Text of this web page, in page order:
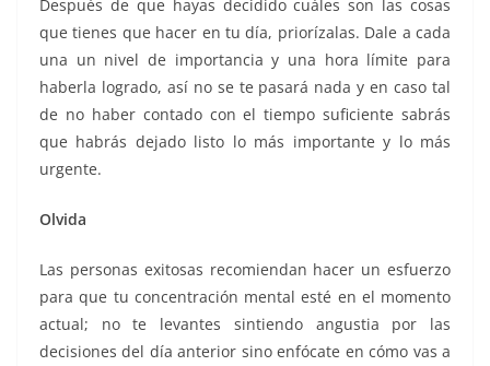
Después de que hayas decidido cuáles son las cosas
que tienes que hacer en tu día, priorízalas. Dale a cada
una un nivel de importancia y una hora límite para
haberla logrado, así no se te pasará nada y en caso tal
de no haber contado con el tiempo suficiente sabrás
que habrás dejado listo lo más importante y lo más
urgente.
Olvida
Las personas exitosas recomiendan hacer un esfuerzo
para que tu concentración mental esté en el momento
actual; no te levantes sintiendo angustia por las
decisiones del día anterior sino enfócate en cómo vas a